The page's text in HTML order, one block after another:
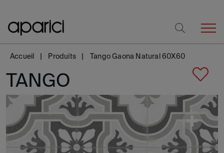
Accueil Produits Tango Gaona Natural 60X60
TANGO